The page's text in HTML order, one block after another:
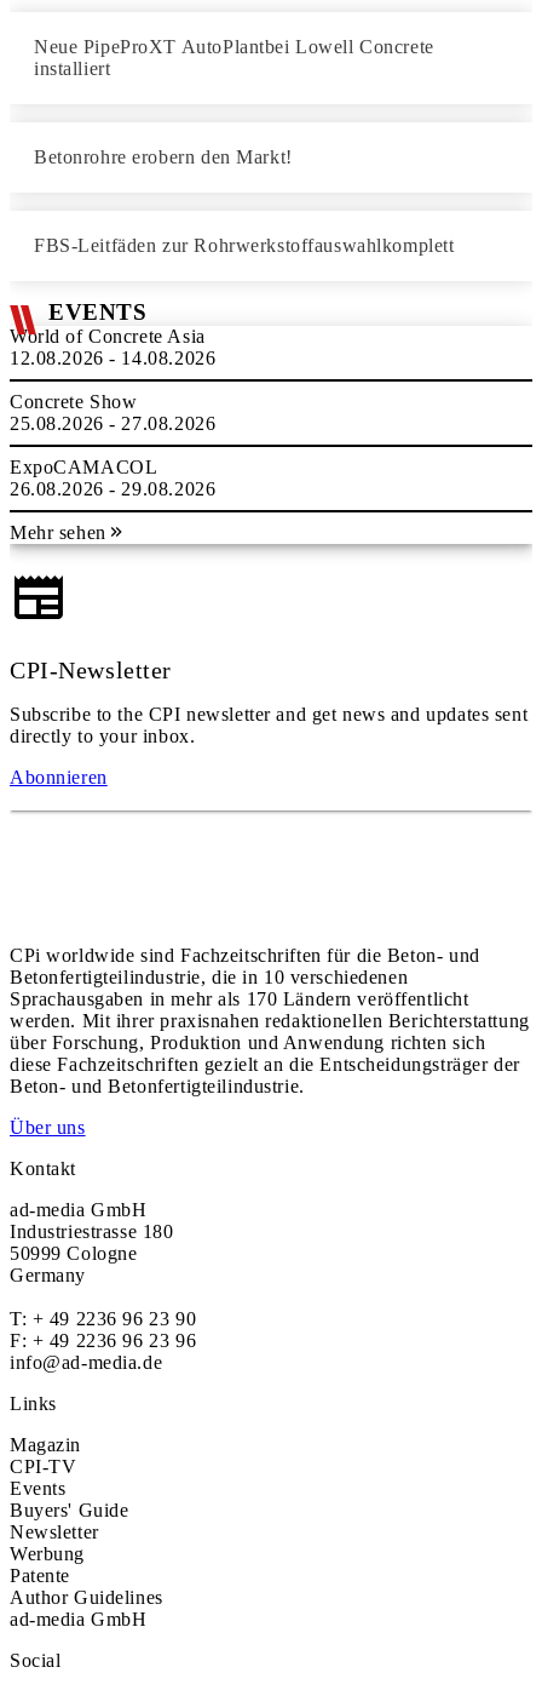
Neue PipeProXT AutoPlantbei Lowell Concrete
installiert
Betonrohre erobern den Markt!
FBS-Leitfäden zur Rohrwerkstoffauswahlkomplett
EVENTS
World of Concrete Asia
12.08.2026 - 14.08.2026
Concrete Show
25.08.2026 - 27.08.2026
ExpoCAMACOL
26.08.2026 - 29.08.2026
Mehr sehen
CPI-Newsletter
Subscribe to the CPI newsletter and get news and updates sent
directly to your inbox.
Abonnieren
CPi worldwide sind Fachzeitschriften für die Beton- und
Betonfertigteilindustrie, die in 10 verschiedenen
Sprachausgaben in mehr als 170 Ländern veröffentlicht
werden. Mit ihrer praxisnahen redaktionellen Berichterstattung
über Forschung, Produktion und Anwendung richten sich
diese Fachzeitschriften gezielt an die Entscheidungsträger der
Beton- und Betonfertigteilindustrie.
Über uns
Kontakt
ad-media GmbH
Industriestrasse 180
50999 Cologne
Germany
T: + 49 2236 96 23 90
F: + 49 2236 96 23 96
info@ad-media.de
Links
Magazin
CPI-TV
Events
Buyers' Guide
Newsletter
Werbung
Patente
Author Guidelines
ad-media GmbH
Social